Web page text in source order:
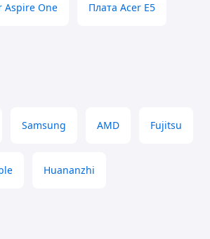
Aspire One Плата Acer E5
Samsung AMD Fujitsu
Huananzhi